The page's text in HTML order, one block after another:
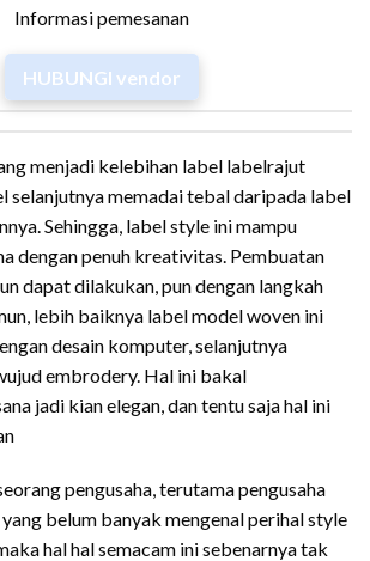
Informasi pemesanan
HUBUNGI vendor
menjadi kelebihan label labelrajut
selanjutnya memadai tebal daripada label
Sehingga, label style ini mampu
dengan penuh kreativitas. Pembuatan
dapat dilakukan, pun dengan langkah
lebih baiknya label model woven ini
desain komputer, selanjutnya
embrodery. Hal ini bakal
jadi kian elegan, dan tentu saja hal ini
pengusaha, terutama pengusaha
belum banyak mengenal perihal style
hal hal semacam ini sebenarnya tak